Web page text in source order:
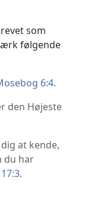
som
følgende
6:4.
den Højeste
at kende,
du har
.